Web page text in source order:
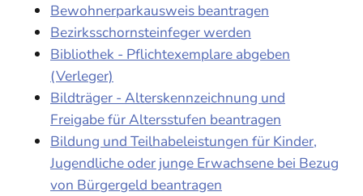
Bewohnerparkausweis beantragen
Bezirksschornsteinfeger werden
Bibliothek - Pflichtexemplare abgeben
(Verleger)
Bildträger - Alterskennzeichnung und
Freigabe für Altersstufen beantragen
Bildung und Teilhabeleistungen für Kinder,
Jugendliche oder junge Erwachsene bei Bezug
von Bürgergeld beantragen